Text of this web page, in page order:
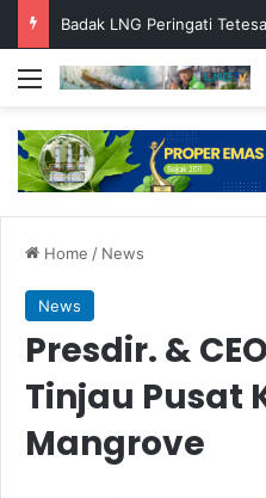
Menu
Home / News
News
Presdir. &
Tinjau Pusat
Mangrove